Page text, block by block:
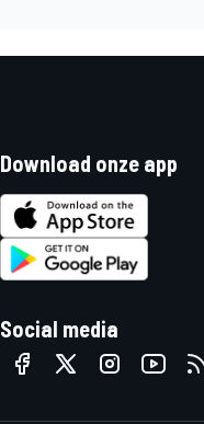
Download onze app
Social media